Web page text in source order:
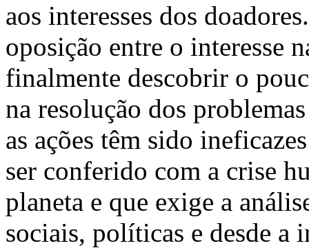
aos interesses dos
oposição entre o interesse
finalmente descobrir o
na resolução dos
as ações têm sido
ser conferido com a crise
planeta e que exige a
sociais, políticas e desde a